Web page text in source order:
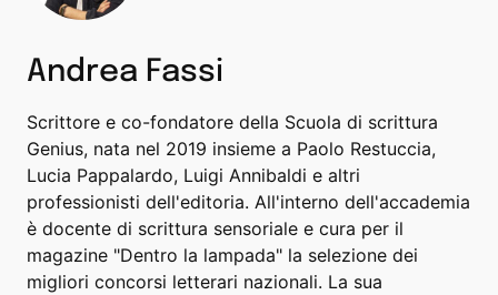
Andrea Fassi
Scrittore e co-fondatore della Scuola di scrittura
Genius, nata nel 2019 insieme a Paolo Restuccia,
Lucia Pappalardo, Luigi Annibaldi e altri
professionisti dell'editoria. All'interno dell'accademia
è docente di scrittura sensoriale e cura per il
magazine "Dentro la lampada" la selezione dei
migliori concorsi letterari nazionali. La sua